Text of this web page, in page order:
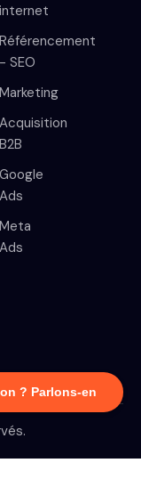
? Parlons-en
internet
Référencement
- SEO
Marketing
Acquisition
B2B
Google
Ads
Meta
Ads